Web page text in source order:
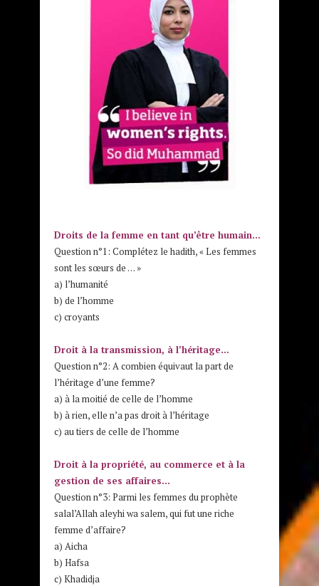
Droits de la femme en tant qu’être humain…
Question n°1: Complétez le hadith, « Les femmes
sont les sœurs de … »
a) l’humanité
b) de l’homme
c) croyants
Droit à la transmission, à l’héritage…
Question n°2: A combien équivaut la part de
l’héritage d’une femme?
a) à la moitié de celle de l’homme
b) à rien, elle n’a pas droit à l’héritage
c) au tiers de celle de l’homme
Droit à la propriété, au commerce et à la
gestion de ses affaires…
Question n°3: Parmi les femmes du prophète
salal’Allah aleyhi wa salem, qui fut une riche
femme d’affaire?
a) Aicha
b) Hafsa
c) Khadidja